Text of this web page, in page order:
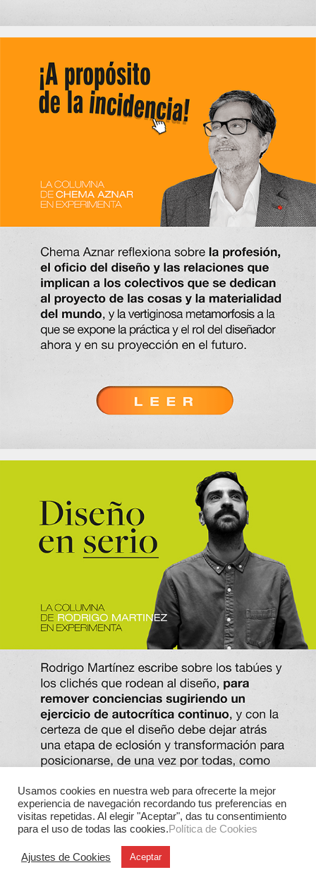
Usamos cookies en nuestra web para ofrecerte la mejor
experiencia de navegación recordando tus preferencias en
visitas repetidas. Al elegir "Aceptar", das tu consentimiento
para el uso de todas las cookies.Política de Cookies
Ajustes de Cookies Aceptar